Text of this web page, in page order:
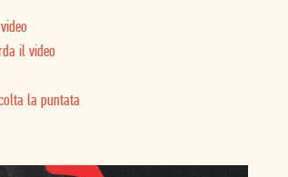
il video
la puntata